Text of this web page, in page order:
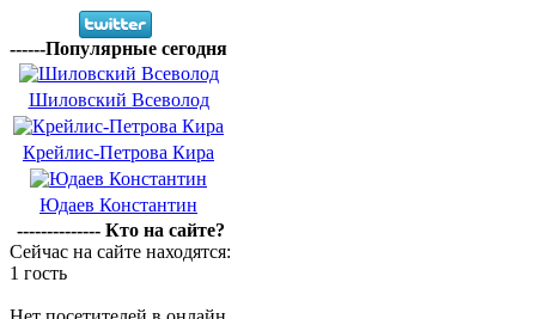
------Популярные сегодня
Шиловский Всеволод
Крейлис-Петрова Кира
Юдаев Константин
-------------- Кто на сайте?
Сейчас на сайте находятся:
1 гость